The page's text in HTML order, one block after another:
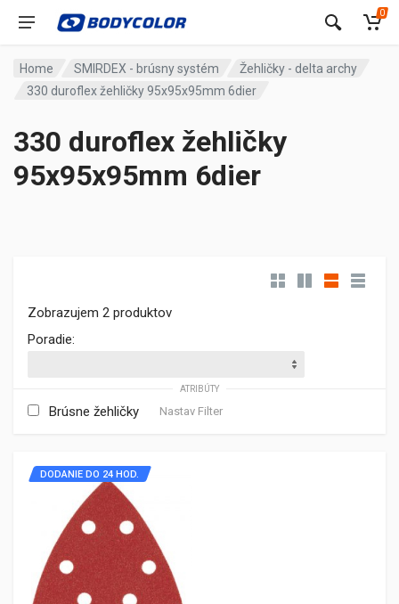
0
Home SMIRDEX - brúsny systém
Žehličky - delta archy
330 duroflex žehličky 95x95x95mm 6dier
330 duroflex žehličky
95x95x95mm 6dier
Zobrazujem 2 produktov
Poradie:
ATRIBÚTY
Brúsne žehličky Nastav Filter
DODANIE DO 24 HOD.